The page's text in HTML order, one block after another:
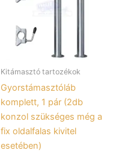
Kitámasztó tartozékok
Gyorstámasztóláb
komplett, 1 pár (2db
konzol szükséges még a
fix oldalfalas kivitel
esetében)